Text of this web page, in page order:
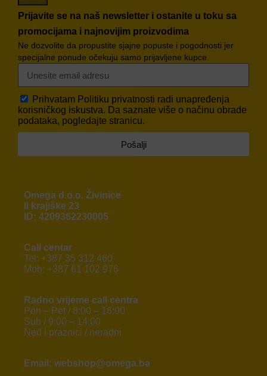
Prijavite se na naš newsletter i ostanite u toku sa
promocijama i najnovijim proizvodima
Ne dozvolite da propustite sjajne popuste i pogodnosti jer
specijalne ponude očekuju samo prijavljene kupce.
Prihvatam Politiku privatnosti radi unapređenja
korisničkog iskustva. Da saznate više o načinu obrade
podataka, pogledajte stranicu.
Pošalji
Omega d.o.o. Živinice
II krajiške 23
ID: 4209362230005
Call centar
Tel: +387 35 312 460
Mob: +387 61 102 976
Radno vrijeme call centra
Pon – Pet / 8:00 – 16:00
Sub / 9:00 – 14:00
Ned i praznici / neradni
Email: webshop@omega.ba